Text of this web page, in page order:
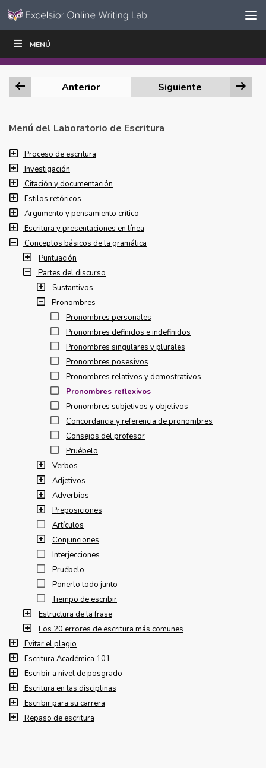
Ir al contenido
navegación
MENÚ
ESCRIBIR
Anterior Siguiente
Menú del Laboratorio de Escritura
Proceso de escritura
Investigación
Citación y documentación
Estilos retóricos
Argumento y pensamiento crítico
Escritura y presentaciones en línea
Conceptos básicos de la gramática
Puntuación
Partes del discurso
Sustantivos
Pronombres
Pronombres personales
Pronombres definidos e indefinidos
Pronombres singulares y plurales
Pronombres posesivos
Pronombres relativos y demostrativos
Pronombres reflexivos
Pronombres subjetivos y objetivos
Concordancia y referencia de pronombres
Consejos del profesor
Pruébelo
Verbos
Adjetivos
Adverbios
Preposiciones
Artículos
Conjunciones
Interjecciones
Pruébelo
Ponerlo todo junto
Tiempo de escribir
Estructura de la frase
Los 20 errores de escritura más comunes
Evitar el plagio
Escritura Académica 101
Escribir a nivel de posgrado
Escritura en las disciplinas
Escribir para su carrera
Repaso de escritura